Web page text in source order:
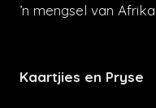
’n mengsel van
Kaartjies en Pryse